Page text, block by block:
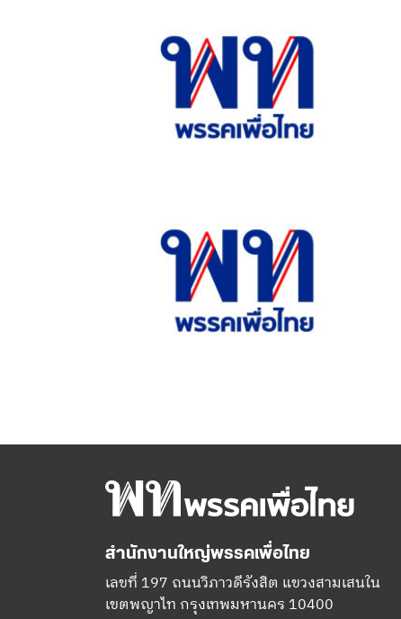
สำนักงานใหญ่พรรคเพื่อไทย
เลขที่ 197 ถนนวิภาวดีรังสิต แขวงสามเสนใน
เขตพญาไท กรุงเทพมหานคร 10400